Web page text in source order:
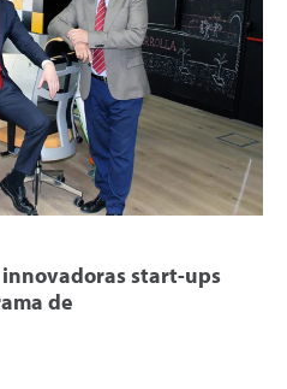
innovadoras start-ups
de